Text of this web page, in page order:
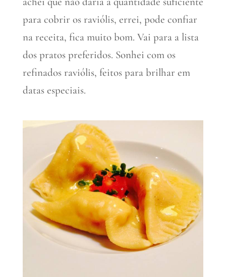
para cobrir os raviólis, errei, pode confiar
na receita, fica muito bom. Vai para a lista
dos pratos preferidos. Sonhei com os
refinados raviólis, feitos para brilhar em
datas especiais.